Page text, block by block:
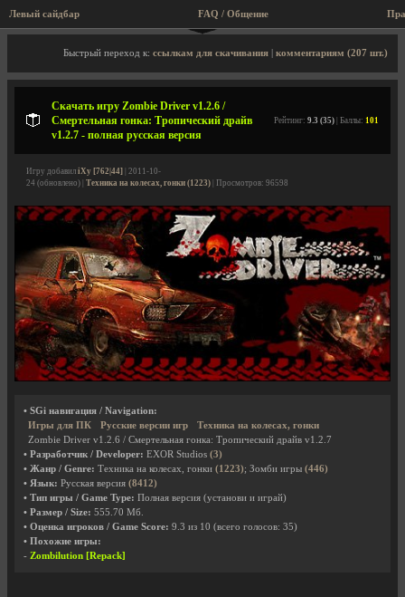
Левый сайдбар FAQ / Общение
Описание игры, скриншоты, видео
Быстрый переход к: ссылкам для скачивания комментариям (207 шт.)
Скачать игру Zombie Driver v1.2.6 /
Смертельная гонка: Тропический драйв
v1.2.7 - полная русская версия
Рейтинг: 9.3 (35) | Баллы: 101
Игру добавил iXy [762|44] | 2011-10-
24 (обновлено) | Техника на колесах, гонки (1223) | Просмотров: 96598
• SGi навигация / Navigation:
Игры для ПК
Русские версии игр
Техника на колесах, гонки
Zombie Driver v1.2.6 / Смертельная гонка: Тропический драйв v1.2.7
• Разработчик / Developer: EXOR Studios (3)
• Жанр / Genre: Техника на колесах, гонки (1223); Зомби игры (446)
• Язык: Русская версия (8412)
• Тип игры / Game Type: Полная версия (установи и играй)
• Размер / Size: 555.70 Мб.
• Оценка игроков / Game Score: 9.3 из 10 (всего голосов: 35)
• Похожие игры:
- Zombilution [Repack]